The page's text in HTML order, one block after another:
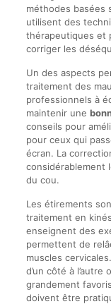
méthodes basées
utilisent des
thérapeutiques et
corriger les
Un des aspects
traitement des
professionnels à
maintenir une
conseils pour
pour ceux qui
écran. La
considérablement
du cou.
Les étirements
traitement en
enseignent des
permettent de
muscles
d’un côté à
grandement
doivent être